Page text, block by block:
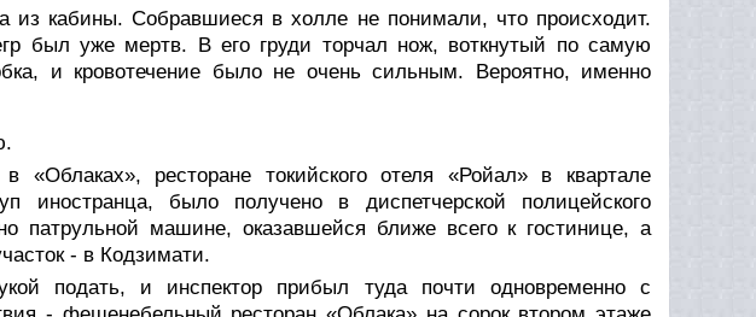
из кабины. Собравшиеся в холле не понимали, что происходит.
был уже мертв. В его груди торчал нож, воткнутый по самую
и кровотечение было не очень сильным. Вероятно, именно
«Облаках», ресторане токийского отеля «Ройал» в квартале
иностранца, было получено в диспетчерской полицейского
патрульной машине, оказавшейся ближе всего к гостинице, а
- в Кодзимати.
подать, и инспектор прибыл туда почти одновременно с